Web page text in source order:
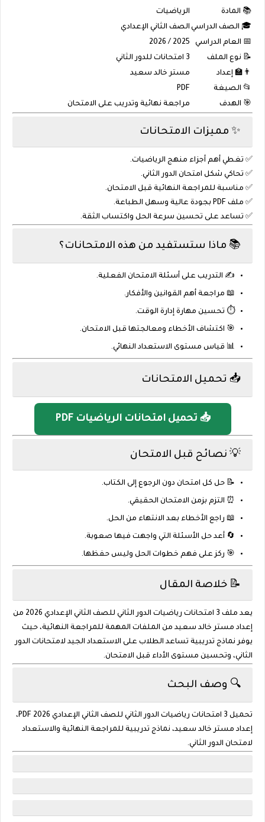
📚 المادة
الرياضيات
🎓 الصف الدراسي الصف الثاني الإعدادي
📅 العام الدراسي
2025 / 2026
📝 نوع الملف
3 امتحانات للدور الثاني
👨‍🏫 إعداد
مستر خالد سعيد
📂 الصيغة
PDF
🎯 الهدف
مراجعة نهائية وتدريب على الامتحان
✨ مميزات الامتحانات
✅ تغطي أهم أجزاء منهج الرياضيات.
✅ تحاكي شكل امتحان الدور الثاني.
✅ مناسبة للمراجعة النهائية قبل الامتحان.
✅ ملف PDF بجودة عالية وسهل الطباعة.
✅ تساعد على تحسين سرعة الحل واكتساب الثقة.
📚 ماذا ستستفيد من هذه الامتحانات؟
✍️ التدريب على أسئلة الامتحان الفعلية.
📖 مراجعة أهم القوانين والأفكار.
⏱️ تحسين مهارة إدارة الوقت.
🎯 اكتشاف الأخطاء ومعالجتها قبل الامتحان.
📊 قياس مستوى الاستعداد النهائي.
📥 تحميل الامتحانات
📥 تحميل امتحانات الرياضيات PDF
💡 نصائح قبل الامتحان
📝 حل كل امتحان دون الرجوع إلى الكتاب.
⏰ التزم بزمن الامتحان الحقيقي.
📖 راجع الأخطاء بعد الانتهاء من الحل.
🔄 أعد حل الأسئلة التي واجهت فيها صعوبة.
🎯 ركز على فهم خطوات الحل وليس حفظها.
📝 خلاصة المقال
يعد ملف3 امتحانات رياضيات الدور الثاني للصف الثاني الإعدادي 2026
من
إعدادمستر خالد سعيدمن الملفات المهمة للمراجعة النهائية، حيث
يوفر نماذج تدريبية تساعد الطلاب على الاستعداد الجيد لامتحانات الدور
الثاني، وتحسين مستوى الأداء قبل الامتحان.
🔍 وصف البحث
تحميل 3 امتحانات رياضيات الدور الثاني للصف الثاني الإعدادي 2026 PDF،
إعداد مستر خالد سعيد، نماذج تدريبية للمراجعة النهائية والاستعداد
لامتحان الدور الثاني.